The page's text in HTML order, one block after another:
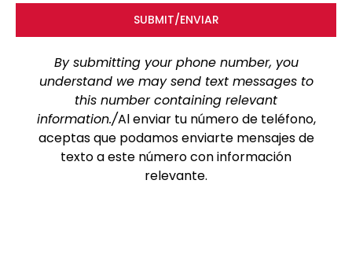
SUBMIT/ENVIAR
By submitting your phone number, you
understand we may send text messages to
this number containing relevant
information./Al enviar tu número de teléfono,
aceptas que podamos enviarte mensajes de
texto a este número con información
relevante.